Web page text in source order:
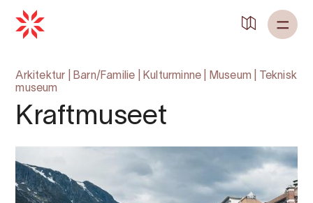
Arkitektur Barn/Familie Kulturminne Museum
Teknisk
museum
Kraftmuseet